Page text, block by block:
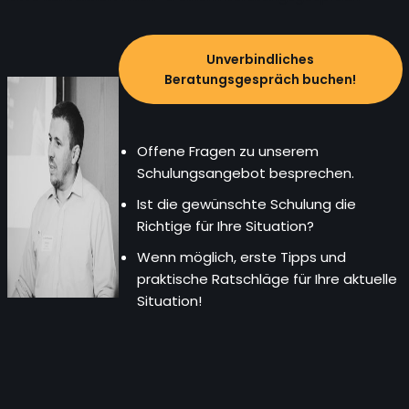
Unverbindliches
Beratungsgespräch buchen!
Offene Fragen zu unserem
Schulungsangebot besprechen.
Ist die gewünschte Schulung die
Richtige für Ihre Situation?
Wenn möglich, erste Tipps und
praktische Ratschläge für Ihre aktuelle
Situation!